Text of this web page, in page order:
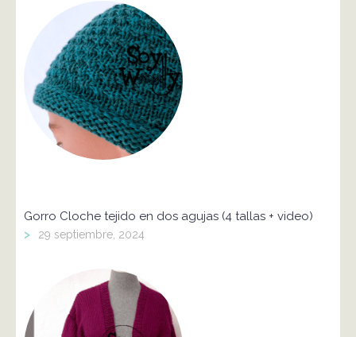
Gorro Cloche tejido en dos agujas (4 tallas + video)
> 29 septiembre, 2024